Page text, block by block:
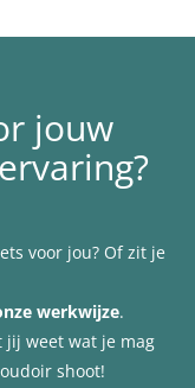
jouw
voor jou? Of zit je
werkwijze.
jij weet wat je mag
shoot!